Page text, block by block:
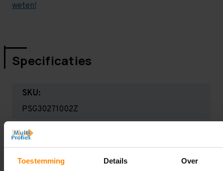
Toestemming Details Over
weten!
Specificaties
SKU:
PSG30271002Z
Hoogte:
3.000 mm
Diepte: